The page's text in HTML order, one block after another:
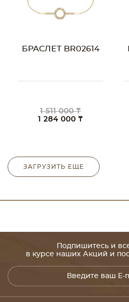
БРАСЛЕТ BR02614
1 511 000 ₸
1 284 000 ₸
ЗАГРУЗИТЬ ЕЩЕ
Подпишитесь и
в курсе наших Акций и